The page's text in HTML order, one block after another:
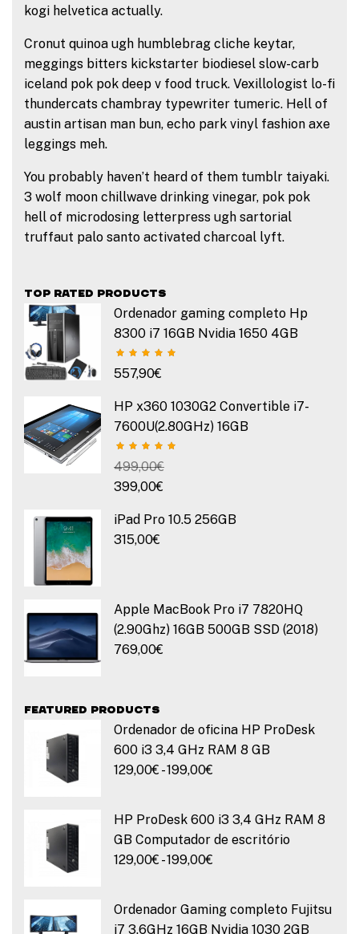
kogi helvetica actually.
Cronut quinoa ugh humblebrag cliche keytar,
meggings bitters kickstarter biodiesel slow-carb
iceland pok pok deep v food truck. Vexillologist lo-fi
thundercats chambray typewriter tumeric. Hell of
austin artisan man bun, echo park vinyl fashion axe
leggings meh.
You probably haven’t heard of them tumblr taiyaki.
3 wolf moon chillwave drinking vinegar, pok pok
hell of microdosing letterpress ugh sartorial
truffaut palo santo activated charcoal lyft.
TOP RATED PRODUCTS
Ordenador gaming completo Hp
8300 i7 16GB Nvidia 1650 4GB
557,90€
HP x360 1030G2 Convertible i7-
7600U(2.80GHz) 16GB
499,00€
399,00€
iPad Pro 10.5 256GB
315,00€
Apple MacBook Pro i7 7820HQ
(2.90Ghz) 16GB 500GB SSD (2018)
769,00€
FEATURED PRODUCTS
Ordenador de oficina HP ProDesk
600 i3 3,4 GHz RAM 8 GB
129,00€ - 199,00€
g
o
p
r
HP ProDesk 600 i3 3,4 GHz RAM 8
GB Computador de escritório
129,00€ - 199,00€
g
Ordenador Gaming completo Fujitsu
i7 3.6GHz 16GB Nvidia 1030 2GB